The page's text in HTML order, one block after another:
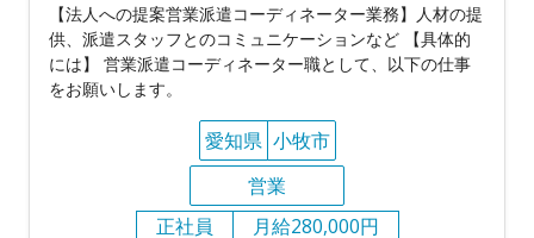
【法人への提案営業派遣コーディネーター業務】人材の提
供、派遣スタッフとのコミュニケーションなど 【具体的
には】 営業派遣コーディネーター職として、以下の仕事
をお願いします。
愛知県 小牧市
営業
正社員
月給280,000円